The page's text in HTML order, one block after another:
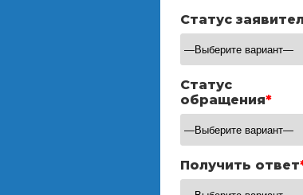
Статус
Статус
обращения*
Получить ответ